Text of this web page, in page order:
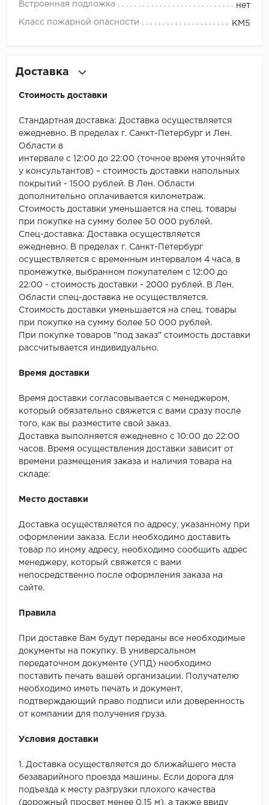
Smartprofile
SPC DEW
SPC Flooring
SPC Ideal Flooring
SPC Kronostep
SPC Stronghold
TANTO
Tarkett
Vinil click
Встроенная подложка нет
Класс пожарной опасности КМ5
Доставка
Стоимость доставки
Стандартная доставка: Доставка осуществляется
ежедневно. В пределах г. Санкт-Петербург и Лен.
Области в
интервале с 12:00 до 22:00 (точное время уточняйте
у консультантов) – стоимость доставки напольных
покрытий - 1500 рублей. В Лен. Области
дополнительно оплачивается километраж.
Стоимость доставки уменьшается на спец. товары
при покупке на сумму более 50 000 рублей.
Спец-доставка: Доставка осуществляется
ежедневно. В пределах г. Санкт-Петербург
осуществляется с временным интервалом 4 часа, в
промежутке, выбранном покупателем с 12:00 до
22:00 - стоимость доставки - 2000 рублей. В Лен.
Области спец-доставка не осуществляется.
Стоимость доставки уменьшается на спец. товары
при покупке на сумму более 50 000 рублей.
При покупке товаров "под заказ" стоимость доставки
рассчитывается индивидуально.
Время доставки
Время доставки согласовывается с менеджером,
который обязательно свяжется с вами сразу после
того, как вы разместите свой заказ.
Доставка выполняется ежедневно с 10:00 до 22:00
часов. Время осуществления доставки зависит от
времени размещения заказа и наличия товара на
складе:
Место доставки
Доставка осуществляется по адресу, указанному при
оформлении заказа. Если необходимо доставить
товар по иному адресу, необходимо сообщить адрес
менеджеру, который свяжется с вами
непосредственно после оформления заказа на
сайте.
Правила
При доставке Вам будут переданы все необходимые
документы на покупку. В универсальном
передаточном документе (УПД) необходимо
поставить печать вашей организации. Получателю
необходимо иметь печать и документ,
подтверждающий право подписи или доверенность
от компании для получения груза.
Условия доставки
1. Доставка осуществляется до ближайшего места
безаварийного проезда машины. Если дорога для
подъезда к месту разгрузки плохого качества
(дорожный просвет менее 0,15 м), а также ввиду